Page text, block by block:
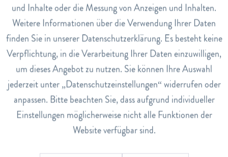
Wann ist Zeckenschutz für Hunde und Katzen
sinnvoll?
Zeckenschutz ist besonders in den warmen Monaten
und in Regionen mit hoher Zeckenpopulation wichtig.
Verwenden Sie Zeckenschutzmittel regelmässig, um Ihre
Haustiere zu schützen. Und wenn doch mal eine beisst,
hält unsere „Tierapotheke“ die Zeckenzange bereit.
Wie pflege ich die Ohren meines Haustiers
Service Inaktiv
und Inhalte oder die Messung von Anzeigen und Inhalten.
Weitere Informationen über die Verwendung Ihrer Daten
finden Sie in unserer Datenschutzerklärung. Es besteht keine
Verpflichtung, in die Verarbeitung Ihrer Daten einzuwilligen,
um dieses Angebot zu nutzen. Sie können Ihre Auswahl
jederzeit unter „Datenschutzeinstellungen“ widerrufen oder
anpassen. Bitte beachten Sie, dass aufgrund individueller
Einstellungen möglicherweise nicht alle Funktionen der
Website verfügbar sind.